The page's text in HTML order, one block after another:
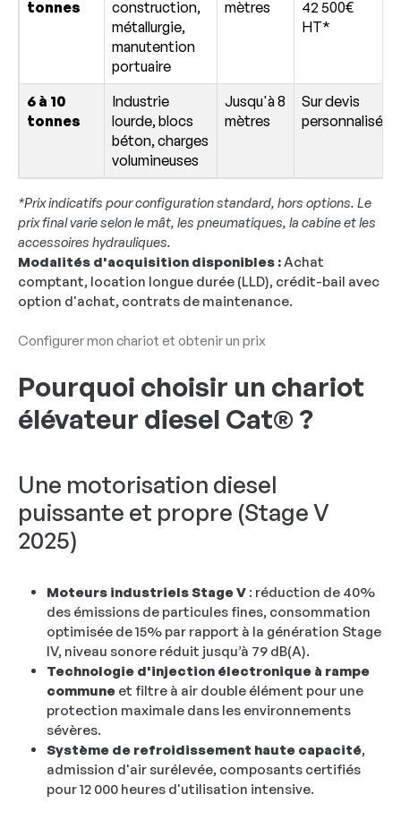
tonnes
construction,
métallurgie,
manutention
portuaire
mètres
42 500€
HT*
6 à 10
tonnes
Industrie
lourde, blocs
béton, charges
volumineuses
Jusqu'à 8
mètres
Sur devis
personnalisé
*Prix indicatifs pour configuration standard, hors options. Le
prix final varie selon le mât, les pneumatiques, la cabine et les
accessoires hydrauliques.
Modalités d'acquisition disponibles :Achat
comptant, location longue durée (LLD), crédit-bail avec
option d'achat, contrats de maintenance.
Configurer mon chariot et obtenir un prix
Pourquoi choisir un chariot
élévateur diesel Cat® ?
Une motorisation diesel
puissante et propre (Stage V
2025)
Moteurs industriels Stage V : réduction de 40%
des émissions de particules fines, consommation
optimisée de 15% par rapport à la génération Stage
IV, niveau sonore réduit jusqu’à 79 dB(A).
Technologie d'injection électronique à rampe
commune et filtre à air double élément pour une
protection maximale dans les environnements
sévères.
Système de refroidissement haute capacité,
admission d'air surélevée, composants certifiés
pour 12 000 heures d'utilisation intensive.